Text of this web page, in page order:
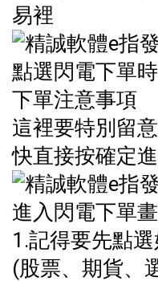
易裡
點選閃電下單
下單注意事項
這裡要特別留
快直接按確定
進入閃電下單
1.記得要先點
(股票、期貨、